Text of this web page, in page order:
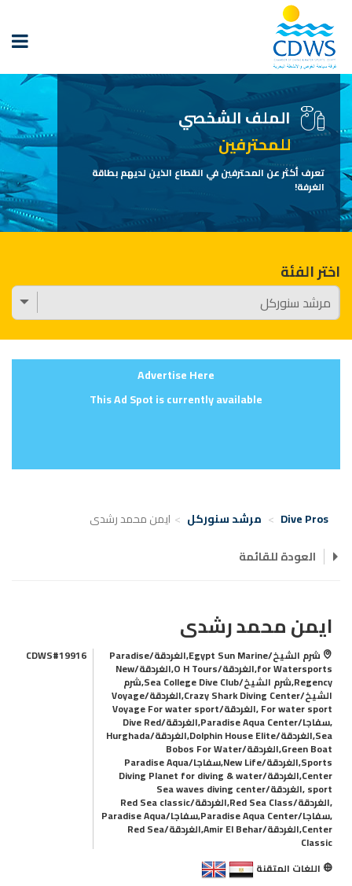
الملف الشخصي
للمحترفين
تعرف أكثر عن المحترفين في القطاع الذين لديهم بطاقة
الغرفة!
اختر الفئة
Advertise Here
This Ad Spot is currently available
Dive Pros مرشد سنوركل
ايمن محمد رشدى
العودة للقائمة
ايمن محمد رشدى
شرم الشيخ/Egypt Sun Marine,الغردقة/Paradise
for Watersports,الغردقة/O H Tours,الغردقة/New
Regency,شرم الشيخ/Sea College Dive Club,شرم
الشيخ/Crazy Shark Diving Center,الغردقة/Voyage
For water sport ,الغردقة/Voyage For water sport
,سفاجا/Paradise Aqua Center,الغردقة/Dive Red
Sea,الغردقة/Dolphin House Elite,الغردقة/Hurghada
Green Boat,الغردقة/Bobos For Water
Sports,الغردقة/New Life,سفاجا/Paradise Aqua
Center,الغردقة/Diving Planet for diving & water
sport ,الغردقة/Sea waves diving center
,الغردقة/Red Sea Class,الغردقة/Red Sea classic
,سفاجا/Paradise Aqua Center,سفاجا/Paradise Aqua
Center,الغردقة/Amir El Behar,الغردقة/Red Sea
Classic
CDWS#19916
اللغات المتقنة